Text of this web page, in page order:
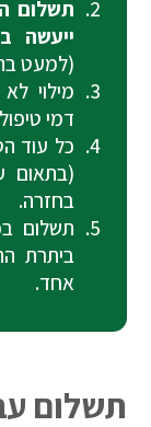
ייעשה
(למעט
מילוי
דמי
כל עוד
(בתאום
בחזרה.
תשלום
ביתרת
אחד.
תשלום